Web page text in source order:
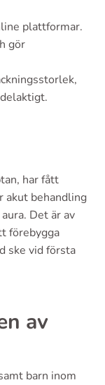
plattformar.
gör
har fått
akut behandling
Det är av
förebygga
ske vid första
av
barn inom